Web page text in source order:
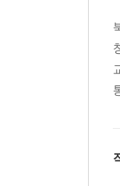
제
제
제
제
제
제